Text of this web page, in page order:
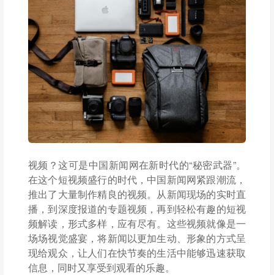
视频？这可是中国新闻网在新时代的“秘密武器”。
在这个短视频盛行的时代，中国新闻网紧跟潮流，
推出了大量制作精良的视频。从新闻现场的实时直
播，到深度报道的专题视频，再到轻松有趣的短视
频解读，形式多样，应有尽有。这些视频就像是一
场场视觉盛宴，将新闻以更加生动、形象的方式呈
现给观众，让人们在快节奏的生活中能够迅速获取
信息，同时又享受到观看的乐趣。